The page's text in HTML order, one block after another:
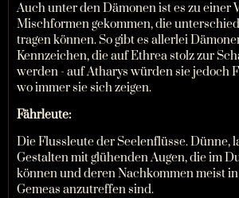
Auch unter den Dämonen ist es zu einer
Mischformen gekommen, die
tragen können. So gibt es allerlei
Kennzeichen, die auf Ethrea stolz zur
werden - auf Atharys würden sie jedoch
wo immer sie sich zeigen.
Fährleute:
Die Flussleute der Seelenflüsse. Dünne,
Gestalten mit glühenden Augen, die im
können und deren Nachkommen meist
Gemeas anzutreffen sind.